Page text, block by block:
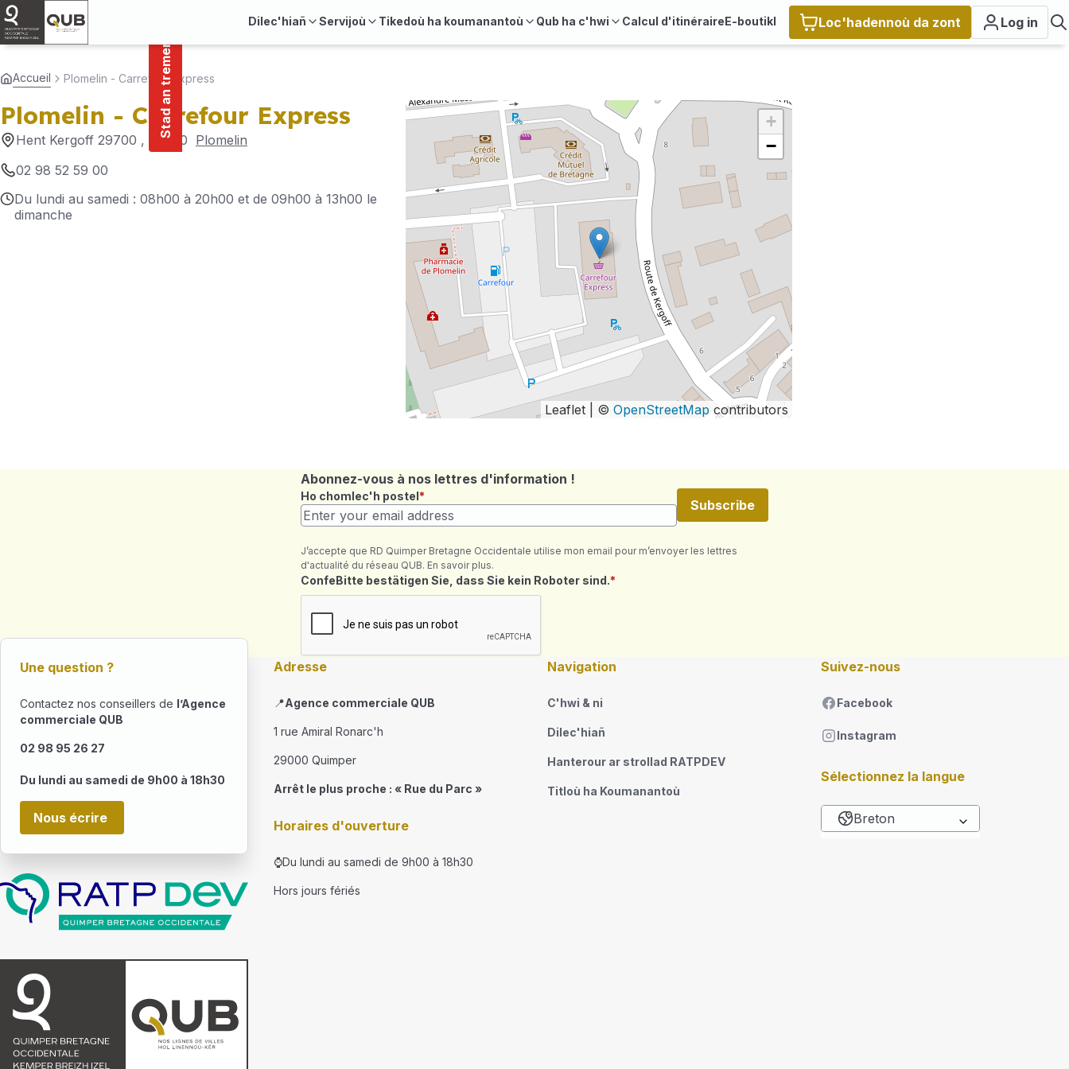
content
Dilec'hiañ Servijoù Tikedoù ha koumanantoù Qub ha c'hwi Calcul d'itinéraireE-boutikl Loc'hadennoù da zont Log in
Stad an tremenerezh
Accueil Plomelin - Carrefour Express
Plomelin - Carrefour Express
Hent Kergoff 29700 , 29700 Plomelin
02 98 52 59 00
Du lundi au samedi : 08h00 à 20h00 et de 09h00 à 13h00 le
dimanche
+
−
Leaflet | © OpenStreetMap contributors
Abonnez-vous à nos lettres d'information !
Ho chomlec'h postel
Subscribe
J’accepte que RD Quimper Bretagne Occidentale utilise mon email pour m’envoyer les lettres
d'actualité du réseau QUB. En savoir plus.
Maeziennoù ret
ConfeBitte bestätigen Sie, dass Sie kein Roboter sind.
Une question ?
Contactez nos conseillers de l’Agence
commerciale QUB
02 98 95 26 27
Du lundi au samedi de 9h00 à 18h30
Nous écrire
Adresse
📍Agence commerciale QUB
1 rue Amiral Ronarc'h
29000 Quimper
Arrêt le plus proche : « Rue du Parc »
Horaires d'ouverture
⌚Du lundi au samedi de 9h00 à 18h30
Hors jours fériés
Navigation
C'hwi & ni
Dilec'hiañ
Hanterour ar strollad RATPDEV
Titloù ha Koumanantoù
Suivez-nous
Facebook
Instagram
Sélectionnez la langue
Breton
List additional actions
Cookies management panel